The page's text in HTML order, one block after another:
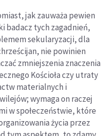
jak zauważa pewien
badacz tych zagadnień,
sekularyzacji, dla
nie powinien
zmniejszenia znaczenia
Kościoła czy utraty
materialnych i
wymaga on raczej
w społeczeństwie, które
życia przez